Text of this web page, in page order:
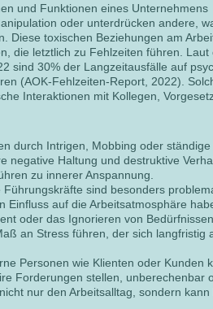
und Funktionen eines Unternehmens
oder unterdrücken andere,
Diese toxischen Beziehungen am
die letztlich zu Fehlzeiten führen. Laut
sind 30% der Langzeitausfälle auf
(AOK-Fehlzeiten-Report, 2022).
Interaktionen mit Kollegen,
durch Intrigen, Mobbing oder ständige
negative Haltung und destruktive
zu innerer Anspannung.
Führungskräfte sind besonders
auf die Arbeitsatmosphäre
oder das Ignorieren von
an Stress führen, der sich langfristig
Personen wie Klienten oder Kunden
Forderungen stellen, unberechenbar
nur den Arbeitsalltag, sondern kann